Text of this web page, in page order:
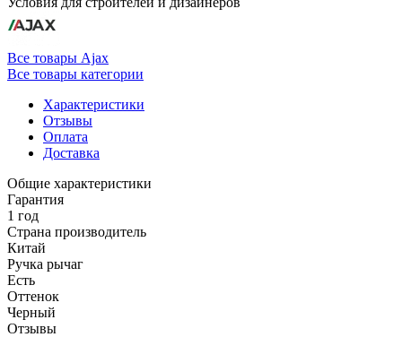
Все товары Ajax
Все товары категории
Характеристики
Отзывы
Оплата
Доставка
Общие характеристики
Гарантия
1 год
Страна производитель
Китай
Ручка рычаг
Есть
Оттенок
Черный
Отзывы